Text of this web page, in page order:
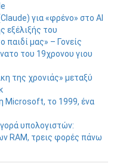
για «φρένο» στο AI
εξέλιξής του
μας» – Γονείς
του 19χρονου γιου
της χρονιάς» μεταξύ
Microsoft, το 1999, ένα
υπολογιστών:
RAM, τρεις φορές πάνω